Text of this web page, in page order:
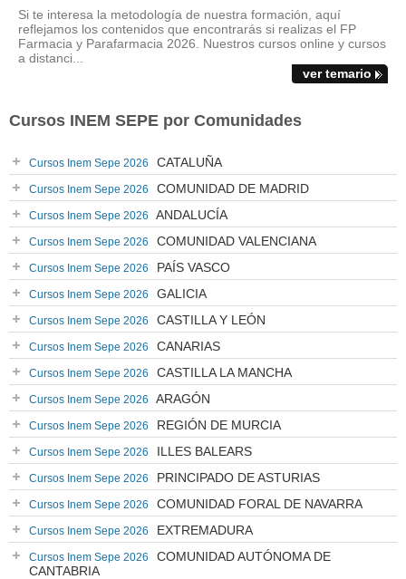
Si te interesa la metodología de nuestra formación, aquí
reflejamos los contenidos que encontrarás si realizas el FP
Farmacia y Parafarmacia 2026. Nuestros cursos online y cursos
a distanci...
ver temario
Cursos INEM SEPE por Comunidades
Cursos Inem Sepe 2026 CATALUÑA
Cursos Inem Sepe 2026 COMUNIDAD DE MADRID
Cursos Inem Sepe 2026 ANDALUCÍA
Cursos Inem Sepe 2026 COMUNIDAD VALENCIANA
Cursos Inem Sepe 2026 PAÍS VASCO
Cursos Inem Sepe 2026 GALICIA
Cursos Inem Sepe 2026 CASTILLA Y LEÓN
Cursos Inem Sepe 2026 CANARIAS
Cursos Inem Sepe 2026 CASTILLA LA MANCHA
Cursos Inem Sepe 2026 ARAGÓN
Cursos Inem Sepe 2026 REGIÓN DE MURCIA
Cursos Inem Sepe 2026 ILLES BALEARS
Cursos Inem Sepe 2026 PRINCIPADO DE ASTURIAS
Cursos Inem Sepe 2026 COMUNIDAD FORAL DE NAVARRA
Cursos Inem Sepe 2026 EXTREMADURA
Cursos Inem Sepe 2026
COMUNIDAD AUTÓNOMA DE
CANTABRIA